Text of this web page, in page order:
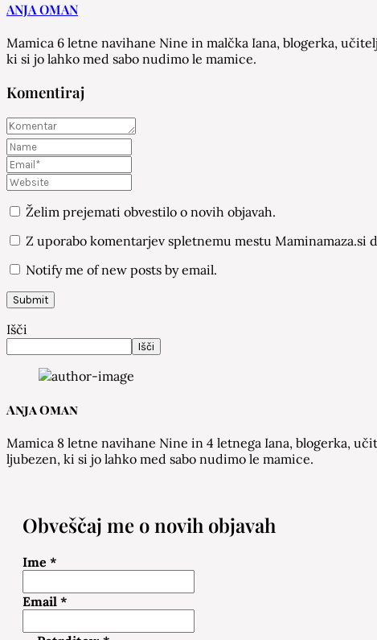
ANJA OMAN
Mamica 6 letne navihane Nine in malčka Iana, blogerka,
ki si jo lahko med sabo nudimo le mamice.
Komentiraj
Želim prejemati obvestilo o novih objavah.
Z uporabo komentarjev spletnemu mestu Maminamaza.si
Notify me of new posts by email.
Išči
Išči
Anja Oman
Mamica 8 letne navihane Nine in 4 letnega Iana, blogerka,
ljubezen, ki si jo lahko med sabo nudimo le mamice.
Obveščaj me o novih objavah
Ime *
Email *